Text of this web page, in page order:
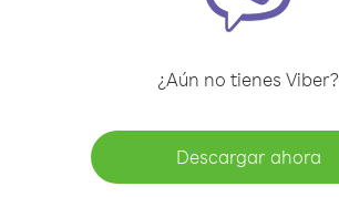
¿Aún no tienes Viber?
Descargar ahora